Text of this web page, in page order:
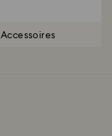
Accessoires